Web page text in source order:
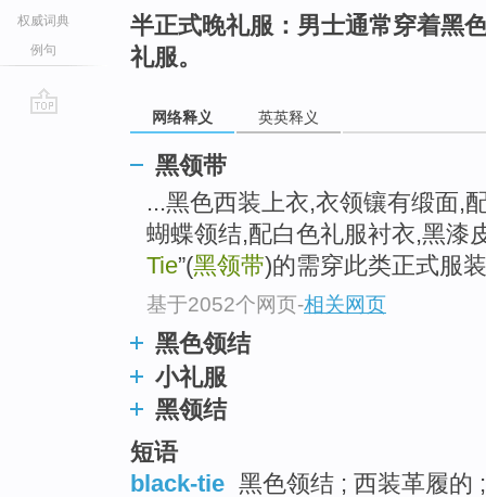
权威词典
例句
半正式晚礼服：男士通常穿着黑
礼服。
网络释义 英英释义
黑领带
...黑色西装上衣,衣领镶有缎面,
蝴蝶领结,配白色礼服衬衣,黑漆
Tie”(黑领带)的需穿此类正式服
基于2052个网页-相关网页
黑色领结
小礼服
黑领结
短语
black-tie 黑色领结 ; 西装革履的